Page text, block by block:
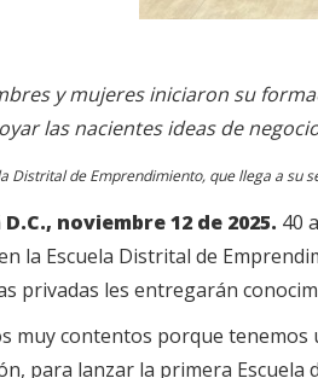
y mujeres iniciaron su
las nacientes ideas de
Distrital de Emprendimiento, que llega a su
noviembre 12 de 2025. 40
la Escuela Distrital de
privadas les entregarán
muy contentos porque tenemos
para lanzar la primera